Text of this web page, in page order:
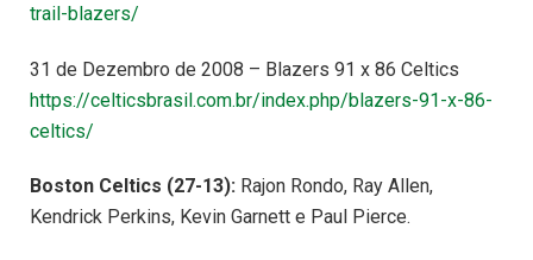
trail-blazers/
31 de Dezembro de 2008 – Blazers 91 x 86 Celtics
https://celticsbrasil.com.br/index.php/blazers-91-x-86-
celtics/
Boston Celtics (27-13): Rajon Rondo, Ray Allen,
Kendrick Perkins, Kevin Garnett e Paul Pierce.